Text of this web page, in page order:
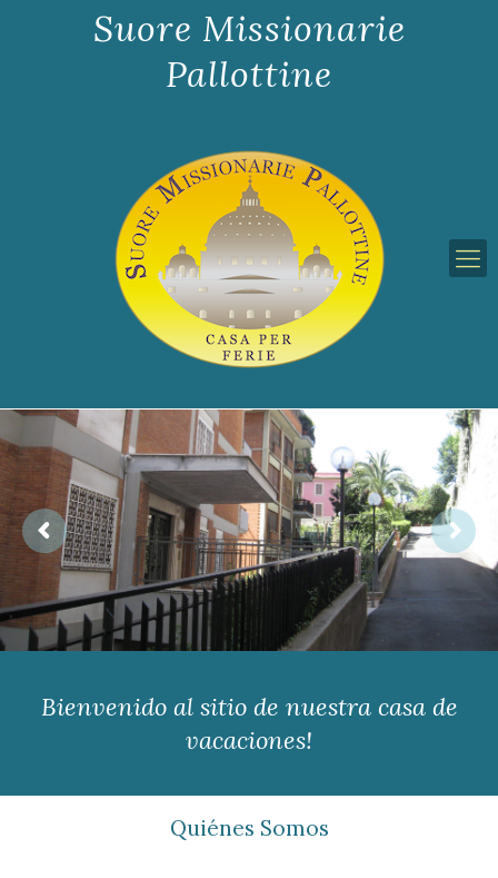
Suore Missionarie
Pallottine
Bienvenido al sitio de nuestra casa de
vacaciones!
Quiénes Somos